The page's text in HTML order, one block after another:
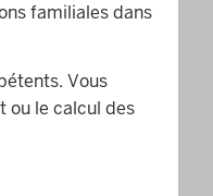
familiales dans
Vous
ou le calcul des